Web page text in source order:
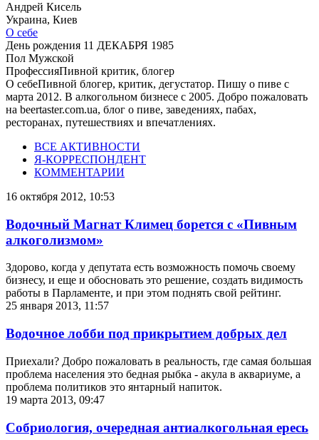
Андрей Кисель
Украина, Киев
О себе
День рождения 11 ДЕКАБРЯ 1985
Пол Мужской
ПрофессияПивной критик, блогер
О себеПивной блогер, критик, дегустатор. Пишу о пиве с
марта 2012. В алкогольном бизнесе с 2005. Добро пожаловать
на beertaster.com.ua, блог о пиве, заведениях, пабах,
ресторанах, путешествиях и впечатлениях.
ВСЕ АКТИВНОСТИ
Я-КОРРЕСПОНДЕНТ
КОММЕНТАРИИ
16 октября 2012, 10:53
Водочный Магнат Климец борется с «Пивным
алкоголизмом»
Здорово, когда у депутата есть возможность помочь своему
бизнесу, и еще и обосновать это решение, создать видимость
работы в Парламенте, и при этом поднять свой рейтинг.
25 января 2013, 11:57
Водочное лобби под прикрытием добрых дел
Приехали? Добро пожаловать в реальность, где самая большая
проблема населения это бедная рыбка - акула в аквариуме, а
проблема политиков это янтарный напиток.
19 марта 2013, 09:47
Собриология, очередная антиалкогольная ересь